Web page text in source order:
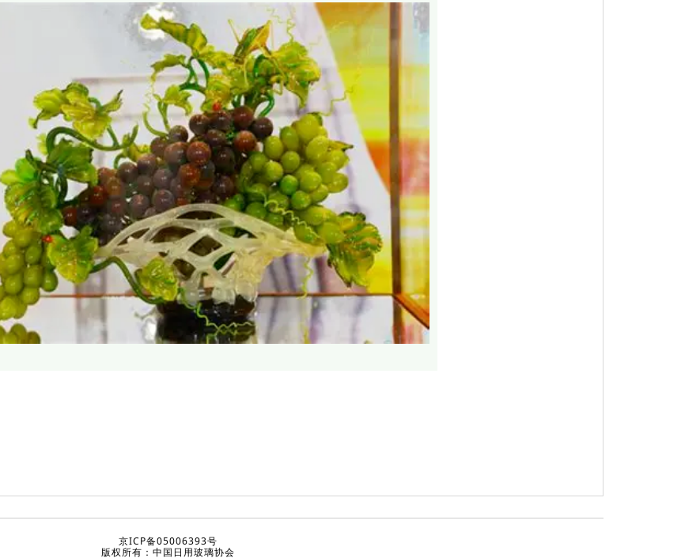
京ICP备05006393号
版权所有：中国日用玻璃协会